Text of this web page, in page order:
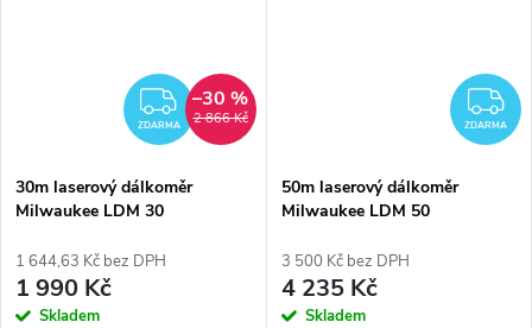
ZDARMA
ZDARMA 2 866 Kč
–30 %
30m laserový dálkoměr
Milwaukee LDM 30
1 644,63 Kč bez DPH
1 990 Kč
Skladem
ZDARMA
50m laserový dálkoměr
Milwaukee LDM 50
3 500 Kč bez DPH
4 235 Kč
Skladem